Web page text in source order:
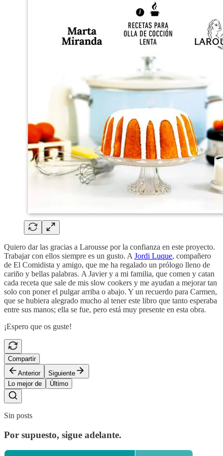
Quiero dar las gracias a Larousse por la confianza en este proyecto.
Trabajar con ellos siempre es un gusto. A Jordi Luque, compañero
de El Comidista y amigo, que me ha regalado un prólogo lleno de
cariño y bellas palabras. A Javier y a mi familia, que comen y catan
cada receta que sale de mis slow cookers y me ayudan a mejorar tan
solo con poner el pulgar arriba o abajo. Y un recuerdo para Carmen,
que se hubiera alegrado mucho al tener este libro que tanto esperaba
entre sus manos; ella se fue, pero está muy presente en esta obra.
¡Espero que os guste!
Compartir
Anterior
Siguiente
Lo mejor de
Último
Sin posts
Por supuesto, sigue adelante.